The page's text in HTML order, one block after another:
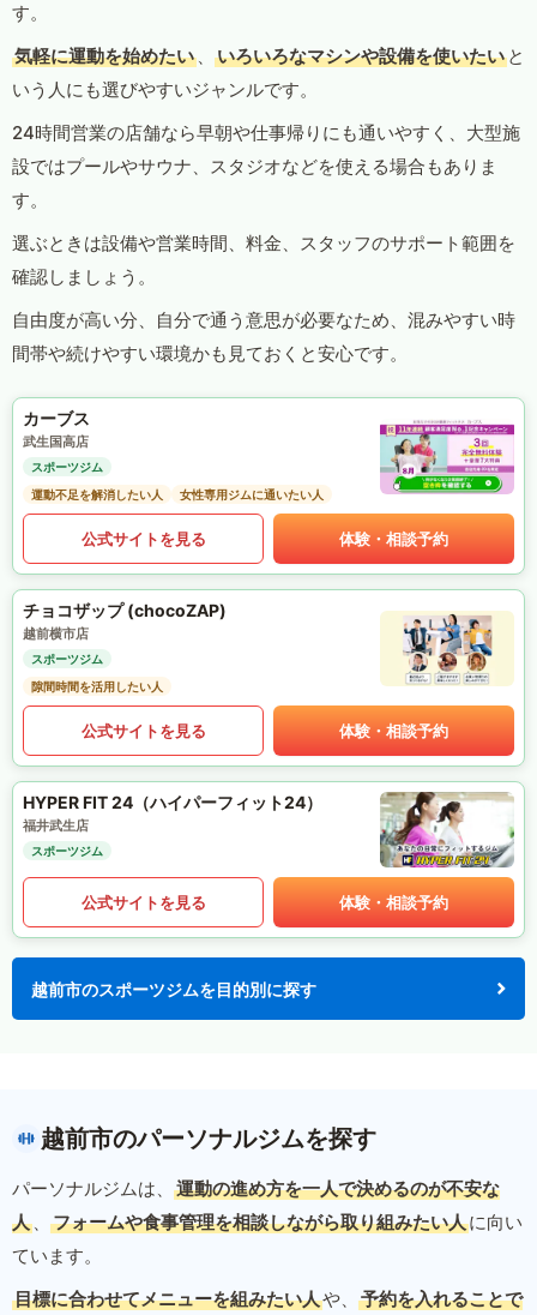
す。
気軽に運動を始めたい 、 いろいろなマシンや設備を使いたい と
いう人にも選びやすいジャンルです。
24時間営業の店舗なら早朝や仕事帰りにも通いやすく、大型施
設ではプールやサウナ、スタジオなどを使える場合もありま
す。
選ぶときは設備や営業時間、料金、スタッフのサポート範囲を
確認しましょう。
自由度が高い分、自分で通う意思が必要なため、混みやすい時
間帯や続けやすい環境かも見ておくと安心です。
カーブス
武生国高店
スポーツジム
運動不足を解消したい人
女性専用ジムに通いたい人
公式サイトを見る 体験・相談予約
チョコザップ (chocoZAP)
越前横市店
スポーツジム
隙間時間を活用したい人
公式サイトを見る 体験・相談予約
HYPER FIT 24（ハイパーフィット24）
福井武生店
スポーツジム
公式サイトを見る 体験・相談予約
越前市のスポーツジムを目的別に探す
越前市のパーソナルジムを探す
パーソナルジムは、
運動の進め方を一人で決めるのが不安な
人 、 フォームや食事管理を相談しながら取り組みたい人に向い
ています。
目標に合わせてメニューを組みたい人や、
予約を入れることで